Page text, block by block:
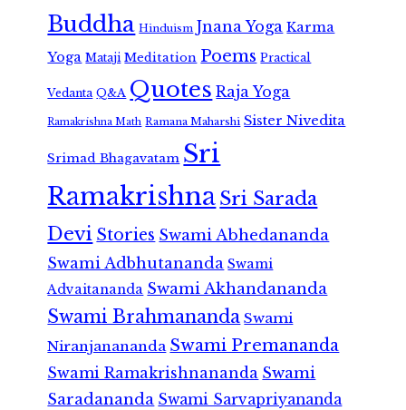
Buddha Hinduism Jnana Yoga Karma
Yoga Mataji Meditation Poems Practical
Vedanta Q&A Quotes Raja Yoga
Ramakrishna Math Ramana Maharshi Sister Nivedita
Srimad Bhagavatam Sri
RamakrishnaSri Sarada
Devi Stories Swami Abhedananda
Swami Adbhutananda Swami
Advaitananda Swami Akhandananda
Swami Brahmananda Swami
Niranjanananda Swami Premananda
Swami Ramakrishnananda Swami
Saradananda Swami Sarvapriyananda